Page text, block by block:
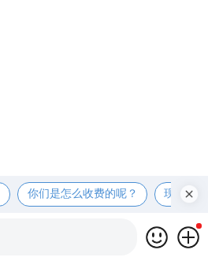
你们是怎么收费的呢？ 现在有